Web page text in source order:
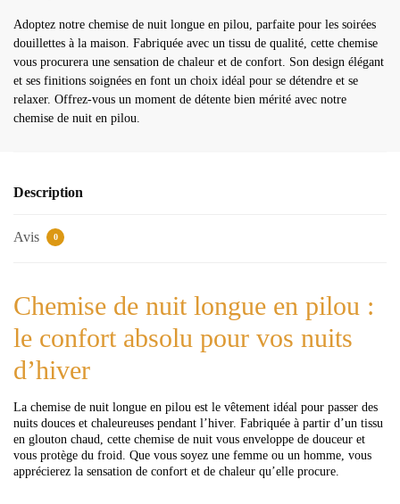
Adoptez notre chemise de nuit longue en pilou, parfaite pour les soirées
douillettes à la maison. Fabriquée avec un tissu de qualité, cette chemise
vous procurera une sensation de chaleur et de confort. Son design élégant
et ses finitions soignées en font un choix idéal pour se détendre et se
relaxer. Offrez-vous un moment de détente bien mérité avec notre
chemise de nuit en pilou.
Description
Avis 0
Chemise de nuit longue en pilou :
le confort absolu pour vos nuits
d’hiver
La chemise de nuit longue en pilou est le vêtement idéal pour passer des
nuits douces et chaleureuses pendant l’hiver. Fabriquée à partir d’un tissu
en glouton chaud, cette chemise de nuit vous enveloppe de douceur et
vous protège du froid. Que vous soyez une femme ou un homme, vous
apprécierez la sensation de confort et de chaleur qu’elle procure.